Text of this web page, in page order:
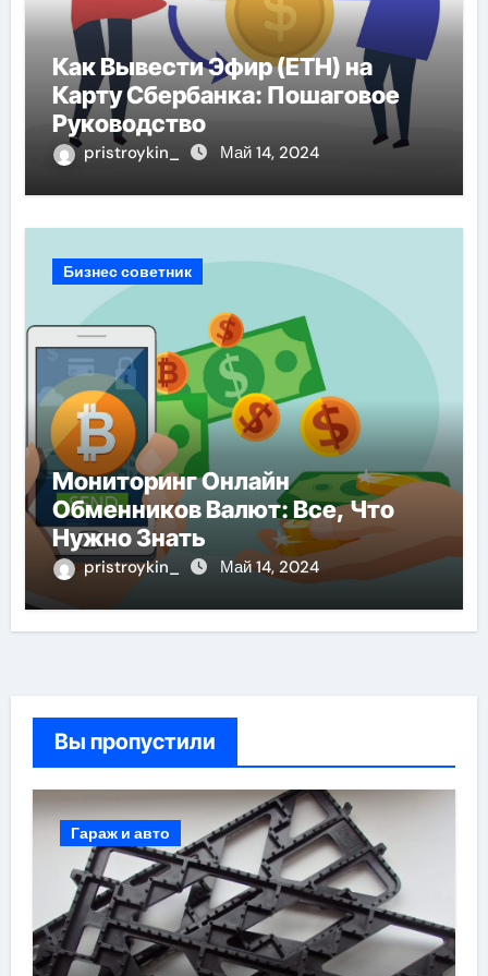
Как Вывести Эфир (ETH) на
Карту Сбербанка: Пошаговое
Руководство
pristroykin_ Май 14, 2024
Бизнес советник
Мониторинг Онлайн
Обменников Валют: Все, Что
Нужно Знать
pristroykin_ Май 14, 2024
Вы пропустили
Гараж и авто